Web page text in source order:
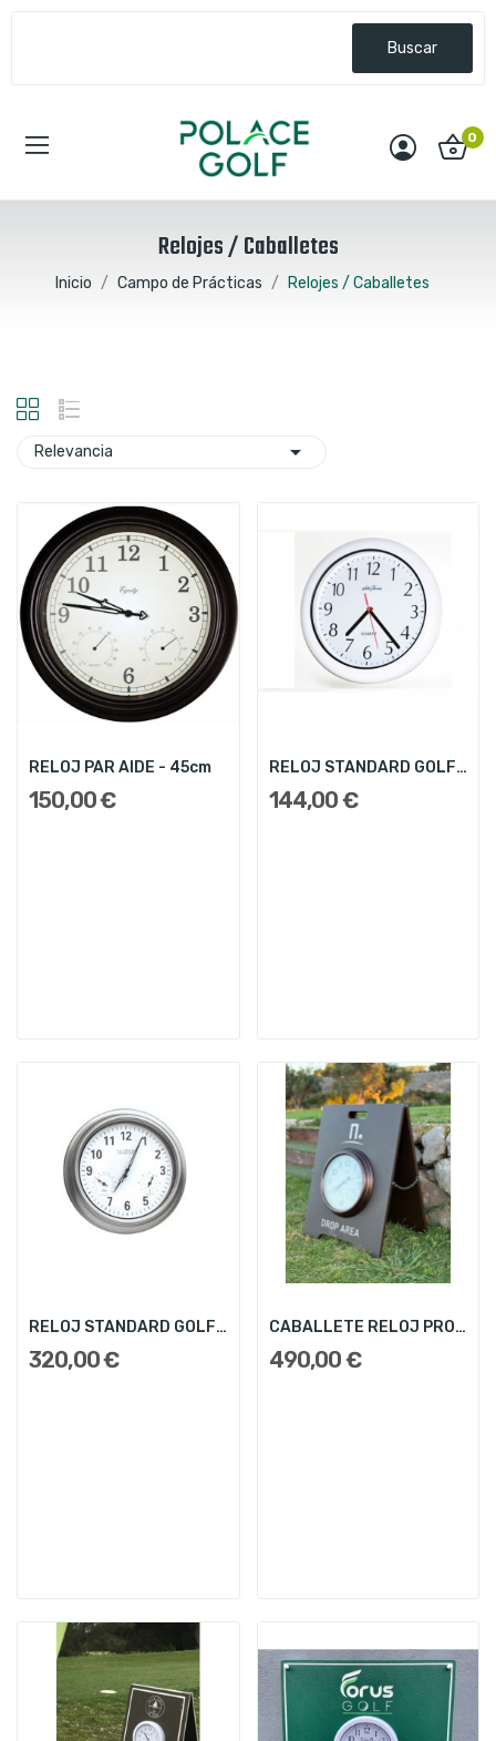
Buscar
0
Relojes / Caballetes
Inicio Campo de Prácticas Relojes / Caballetes
Relevancia 
RELOJ PAR AIDE - 45cm
150,00 €
RELOJ STANDARD GOLF - 30,5cm
144,00 €
RELOJ STANDARD GOLF - 45,7cm
320,00 €
CABALLETE RELOJ PRO EAGLE
490,00 €